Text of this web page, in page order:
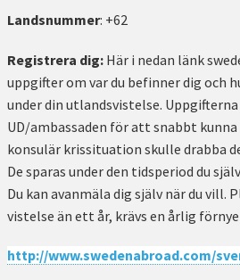
Landsnummer: +62
Registrera dig: Här i nedan länk
uppgifter om var du befinner dig och
under din utlandsvistelse. Uppgifterna
UD/ambassaden för att snabbt
konsulär krissituation skulle drabba
De sparas under den tidsperiod du
Du kan avanmäla dig själv när du vill.
vistelse än ett år, krävs en årlig
http://www.swedenabroad.com/